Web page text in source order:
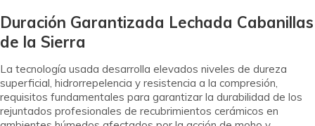
Duración Garantizada Lechada Cabanillas
de la Sierra
La tecnología usada desarrolla elevados niveles de dureza
superficial, hidrorrepelencia y resistencia a la compresión,
requisitos fundamentales para garantizar la durabilidad de los
rejuntados profesionales de recubrimientos cerámicos en